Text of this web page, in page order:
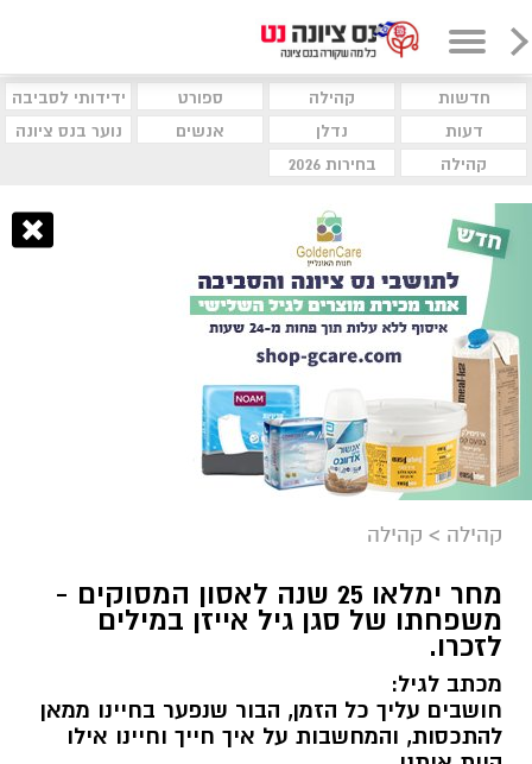
חדשות קהילה ספורט
ידידותי לסביבה
דעות
נדלן אנשים
נוער בנס ציונה
קהילה
בחירות 2026
קהילה > קהילה
מחר ימלאו 25 שנה לאסון המסוקים -
משפחתו של סגן גיל אייזן במילים
לזכרו.
מכתב לגיל:
חושבים עליך כל הזמן, הבור שנפער בחיינו ממאן
להתכסות, והמחשבות על איך חייך וחיינו אילו